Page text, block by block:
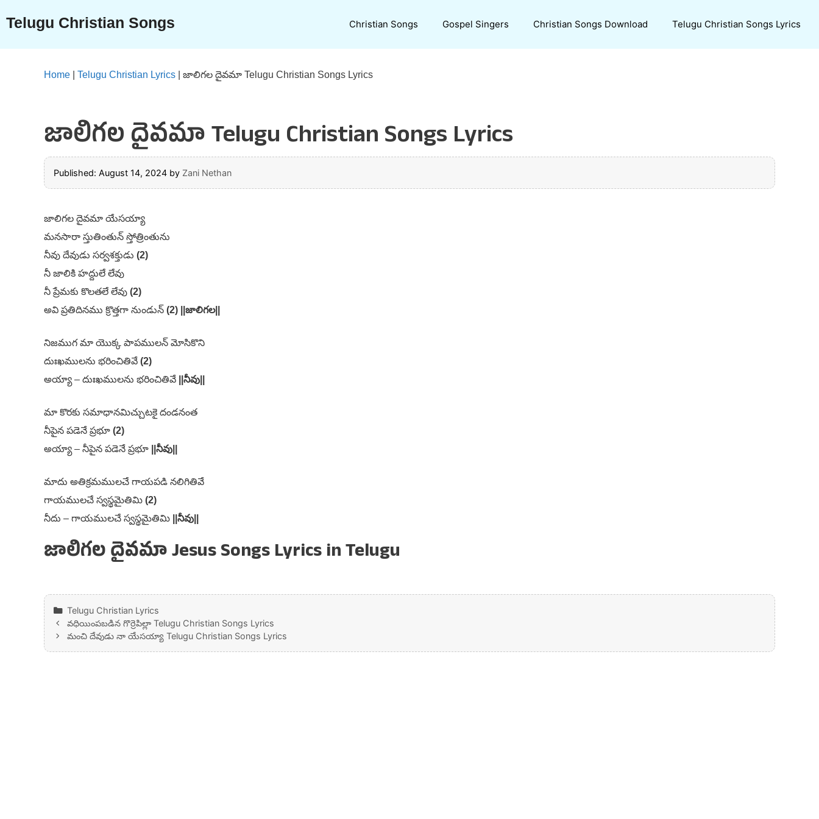
content
Telugu Christian Songs Christian Songs Gospel Singers Christian Songs Download Telugu Christian Songs Lyrics
Home Telugu Christian Lyrics జాలిగల దైవమా Telugu Christian Songs Lyrics
జాలిగల దైవమా Telugu Christian Songs Lyrics
Published: August 14, 2024 by Zani Nethan
జాలిగల దైవమా యేసయ్యా
మనసారా స్తుతింతున్‌ స్తోత్రింతును
నీవు దేవుడు సర్వశక్తుడు (2)
నీ జాలికి హద్దులే లేవు
నీ ప్రేమకు కొలతలే లేవు (2)
అవి ప్రతిదినము క్రొత్తగా నుండున్‌ (2) ||జాలిగల||
నిజముగ మా యొక్క పాపములన్‌ మోసికొని
దుఃఖములను భరించితివే (2)
అయ్యా – దుఃఖములను భరించితివే ||నీవు||
మా కొరకు సమాధానమిచ్చుటకై దండనంత
నీపైన పడెనే ప్రభూ (2)
అయ్యా – నీపైన పడెనే ప్రభూ ||నీవు||
మాదు అతిక్రమములచే గాయపడి నలిగితివే
గాయములచే స్వస్థమైతిమి (2)
నీదు – గాయములచే స్వస్థమైతిమి ||నీవు||
జాలిగల దైవమా Jesus Songs Lyrics in Telugu
Categories
Telugu Christian Lyrics
వధియింపబడిన గొర్రెపిల్లా Telugu Christian Songs Lyrics
మంచి దేవుడు నా యేసయ్యా Telugu Christian Songs Lyrics